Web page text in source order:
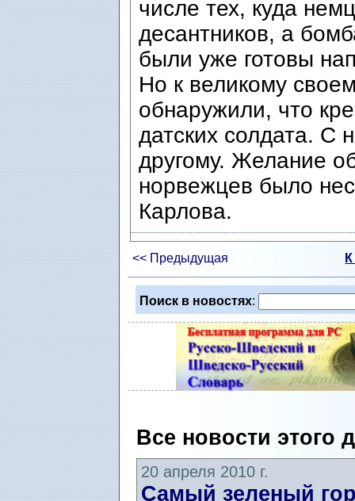
числе тех, куда
десантников, а
были уже готовы
Но к великому
обнаружили, что
датских солдата. С
другому. Желание
норвежцев было
Карлова.
<< Предыдущая
Поиск в новостях:
Все новости этого
20 апреля 2010 г.
Самый зеленый